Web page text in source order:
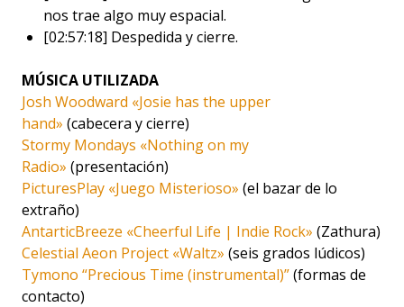
nos trae algo muy espacial.
[02:57:18] Despedida y cierre.
MÚSICA UTILIZADA
Josh Woodward «Josie has the upper
hand» (cabecera y cierre)
Stormy Mondays «Nothing on my
Radio» (presentación)
PicturesPlay «Juego Misterioso» (el bazar de lo
extraño)
AntarticBreeze «Cheerful Life | Indie Rock» (Zathura)
Celestial Aeon Project «Waltz» (seis grados lúdicos)
Tymono “Precious Time (instrumental)”(formas de
contacto)